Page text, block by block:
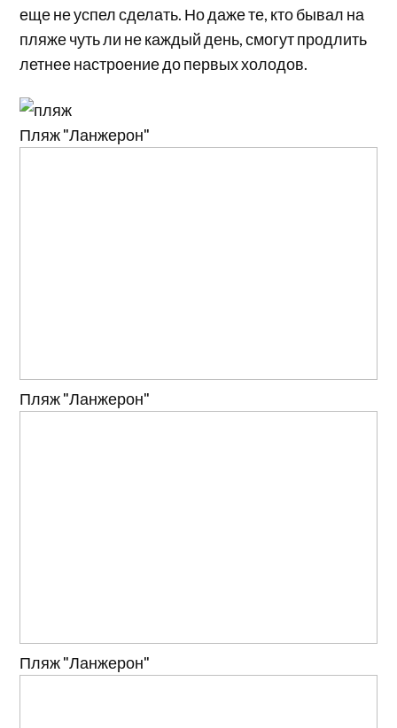
еще не успел сделать. Но даже те, кто бывал на
пляже чуть ли не каждый день, смогут продлить
летнее настроение до первых холодов.
Пляж "Ланжерон"
Пляж "Ланжерон"
Пляж "Ланжерон"